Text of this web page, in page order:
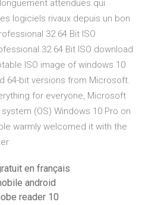
attendues qui
logiciels rivaux depuis un bon
32 64 Bit ISO
32 64 Bit ISO download
ISO image of windows 10
64-bit versions from Microsoft.
for everyone, Microsoft
(OS) Windows 10 Pro on
warmly welcomed it with the
en français
android
reader 10